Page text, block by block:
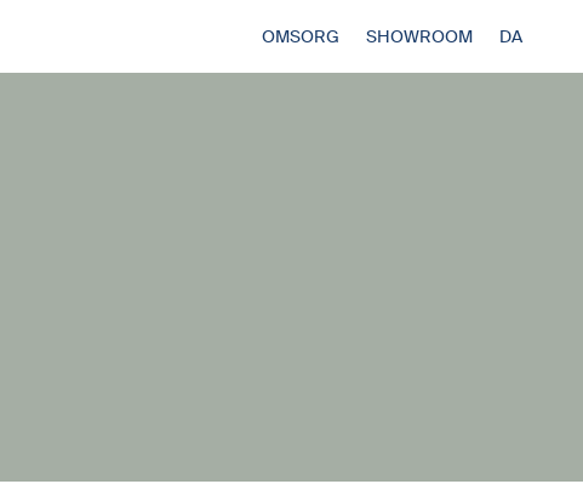
OMSORG SHOWROOM DA